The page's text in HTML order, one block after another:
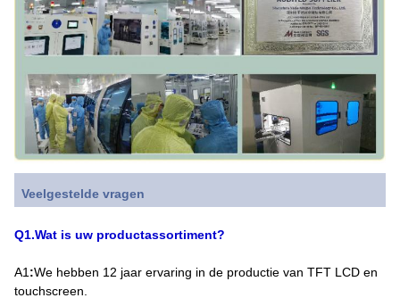
Veelgestelde vragen
Q1.Wat is uw productassortiment?
A1 :We hebben 12 jaar ervaring in de productie van TFT LCD en
touchscreen.